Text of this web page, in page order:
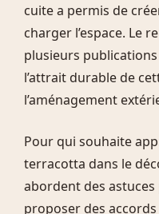
cuite a permis de
charger l’espace. Le
plusieurs
l’attrait durable de
l’aménagement
Pour qui souhaite
terracotta dans le
abordent des
proposer des